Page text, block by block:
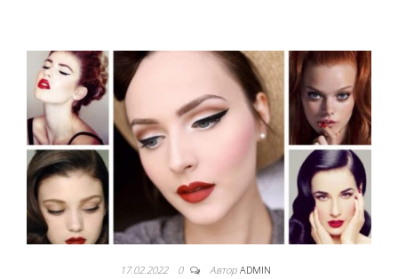
17.02.2022 0 Автор ADMIN